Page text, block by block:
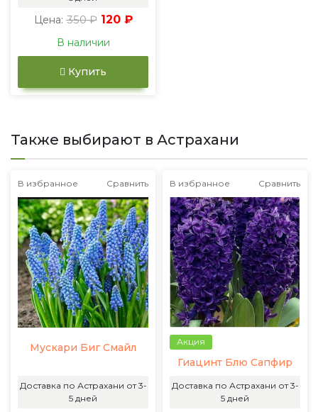
Цена: 350 ₽ 120 ₽
В наличии
Купить
Также выбирают в Астрахани
В избранное Сравнить
Мускари Биг Смайл
Доставка по Астрахани от 3-
5 дней
В избранное Сравнить
Акция
Гиацинт Блю Сапфир
Доставка по Астрахани от 3-
5 дней